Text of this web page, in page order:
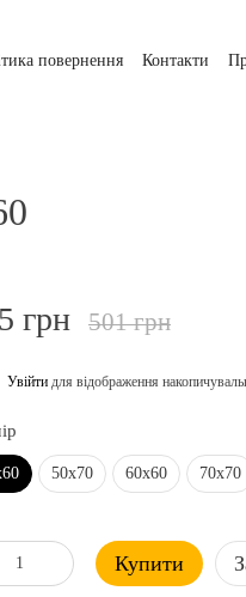
повернення Контакти
грн 501 грн
Увійти для відображення
50х70 60х60 70х70
Купити